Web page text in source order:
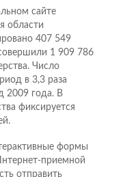
сайте
области
407 549
1 909 786
Число
в 3,3 раза
2009 года. В
фиксируется
формы
приемной
отправить